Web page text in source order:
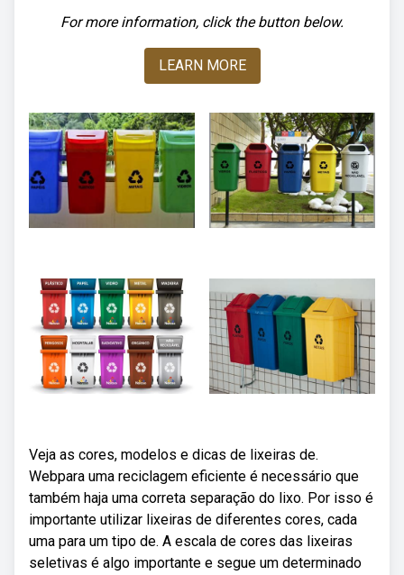
For more information, click the button below.
LEARN MORE
Veja as cores, modelos e dicas de lixeiras de.
Webpara uma reciclagem eficiente é necessário que
também haja uma correta separação do lixo. Por isso é
importante utilizar lixeiras de diferentes cores, cada
uma para um tipo de. A escala de cores das lixeiras
seletivas é algo importante e segue um determinado